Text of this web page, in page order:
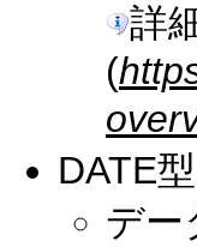
詳
(
DATE
デー